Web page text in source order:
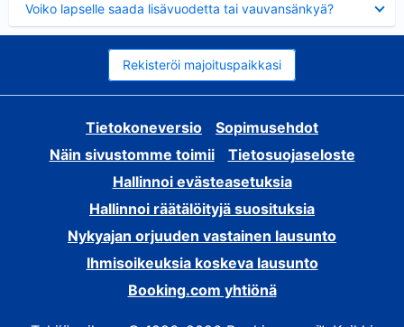
Voiko lapselle saada lisävuodetta tai vauvansänkyä?
Rekisteröi majoituspaikkasi
Tietokoneversio
Sopimusehdot
Näin sivustomme toimii
Tietosuojaseloste
Hallinnoi evästeasetuksia
Hallinnoi räätälöityjä suosituksia
Nykyajan orjuuden vastainen lausunto
Ihmisoikeuksia koskeva lausunto
Booking.com yhtiönä